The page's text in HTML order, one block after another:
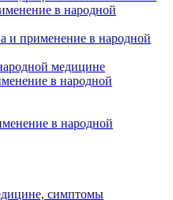
в народной
и применение в народной
медицине
в народной
в народной
симптомы